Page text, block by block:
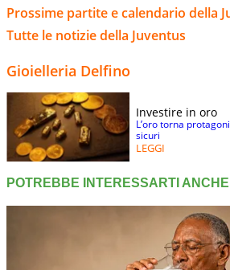
Prossime partite e calendario della
Tutte le notizie della Juventus
Gioielleria Delfino
Investire in oro
L’oro torna
sicuri
LEGGI